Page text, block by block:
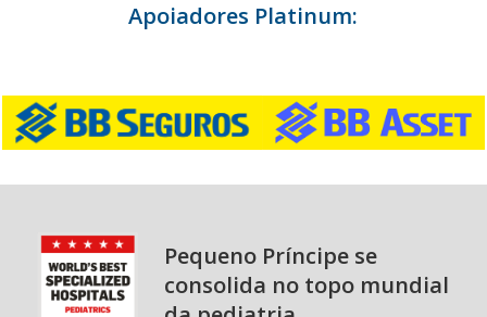
Apoiadores Platinum:
Pequeno Príncipe se
consolida no topo mundial